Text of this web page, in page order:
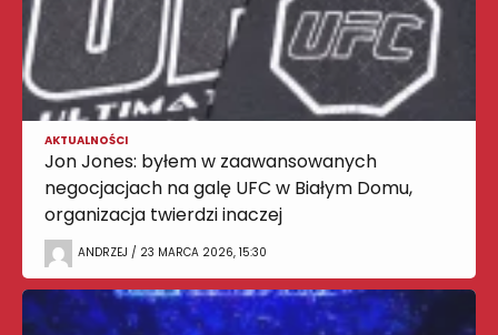
AKTUALNOŚCI
Jon Jones: byłem w zaawansowanych
negocjacjach na galę UFC w Białym Domu,
organizacja twierdzi inaczej
ANDRZEJ / 23 MARCA 2026, 15:30